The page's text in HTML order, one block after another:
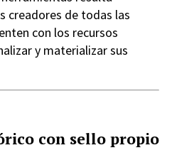
creadores de todas las
con los recursos
y materializar sus
con sello propio